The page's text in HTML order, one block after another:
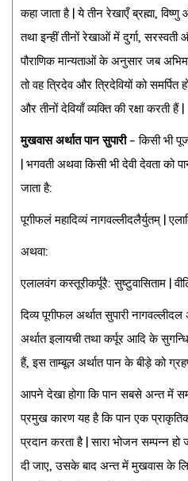
कहा जाता है | ये तीन रेखाएँ ब्रह्मा,
तथा इन्हीं तीनों रेखाओं में दुर्गा, सरस्वती
पौराणिक मान्यताओं के अनुसार जब
तो वह त्रिदेव और त्रिदेवियों को
और तीनों देवियाँ व्यक्ति की रक्षा करती हैं |
मुखवास अर्थात पान सुपारी– किसी भी
| भगवती अथवा किसी भी देवी देवता को
जाता है:
पूगीफलं महादिव्यं नागवल्लीदलैर्युतम् |
अथवा:
एलालवंग कस्तूरीकर्पूरै: सुष्टुवासिताम |
दिव्य पूगीफल अर्थात सुपारी
अर्थात इलायची तथा कर्पूर आदि के
हैं, इस ताम्बूल अर्थात पान के बीड़े को
आपने देखा होगा कि पान सबसे अन्त में
प्रमुख कारण यह है कि पान एक
प्रदान करता है | सारा भोजन सम्पन्न हो
दी जाए, उसके बाद अन्त में मुखवास के